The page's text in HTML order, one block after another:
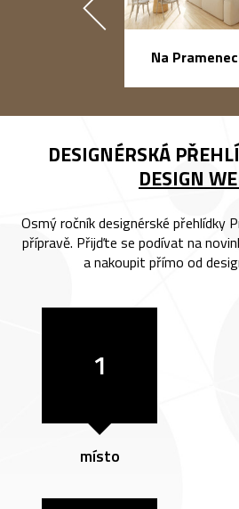
Na
DESIGNÉRSKÁ
DESIGN
Osmý ročník designérské přehlídky
přípravě. Přijďte se podívat na
a nakoupit přímo od
1
místo